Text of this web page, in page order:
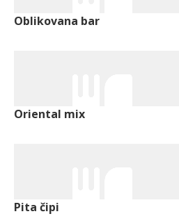
Oblikovana bar
Oriental mix
Pita čipi